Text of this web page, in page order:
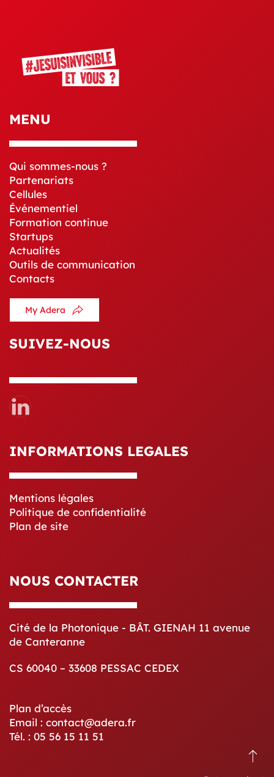
MENU
Qui sommes-nous ?
Partenariats
Cellules
Événementiel
Formation continue
Startups
Actualités
Outils de communication
Contacts
My Adera
SUIVEZ-NOUS
INFORMATIONS LEGALES
Mentions légales
Politique de confidentialité
Plan de site
NOUS CONTACTER
Cité de la Photonique - BÂT. GIENAH 11 avenue
de Canteranne
CS 60040 – 33608 PESSAC CEDEX
Plan d’accès
Email : contact@adera.fr
Tél. : 05 56 15 11 51